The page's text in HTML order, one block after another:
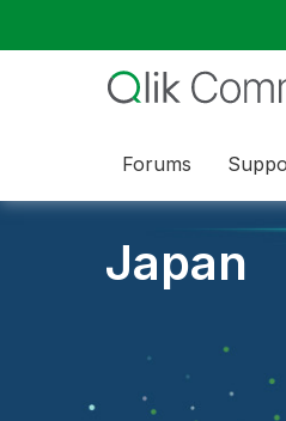
Forums
Japan